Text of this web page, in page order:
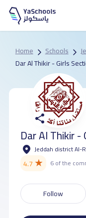
Home Schools
Dar Al Thikir - Girls
Dar Al Thikir -
Jeddah district Al-
4.7★ 6 of the
Follow